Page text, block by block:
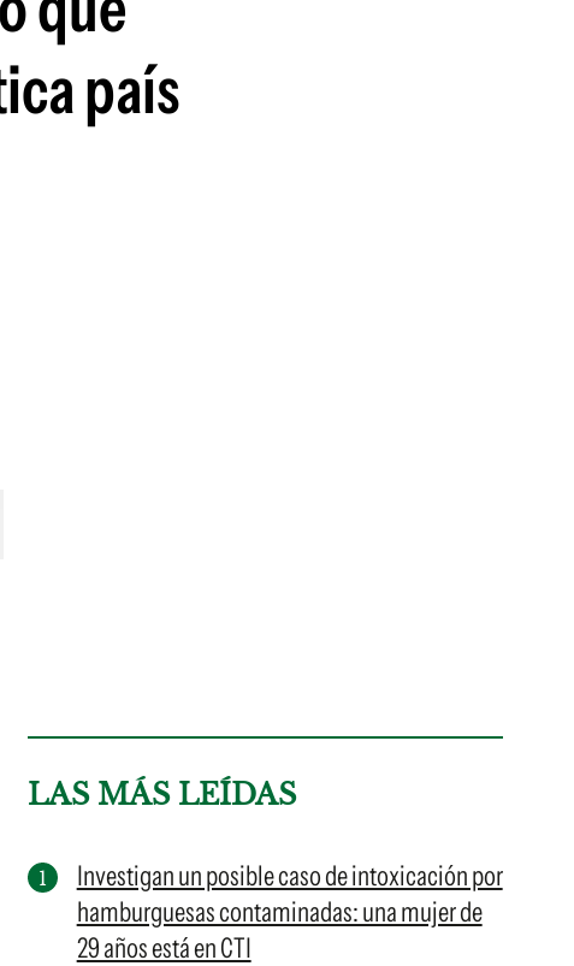
país
LAS MÁS LEÍDAS
Investigan un posible caso de intoxicación por
hamburguesas contaminadas: una mujer de
29 años está en CTI